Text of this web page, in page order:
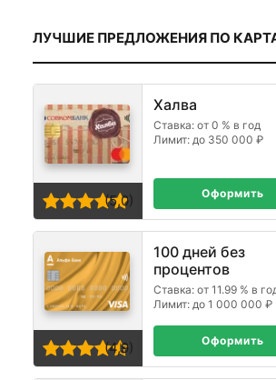
ЛУЧШИЕ ПРЕДЛОЖЕНИЯ ПО
Халва
Ставка: от 0 % в год
Лимит: до 350 000 ₽
(5,0) Оформить
100 дней без
процентов
Ставка: от 11.99 % в
Лимит: до 1 000 000 ₽
(4,9) Оформить